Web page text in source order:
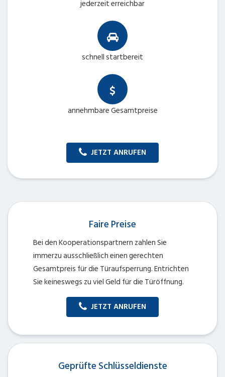
jederzeit erreichbar
schnell startbereit
annehmbare Gesamtpreise
JETZT ANRUFEN
Faire Preise
Bei den Kooperationspartnern zahlen Sie
immerzu ausschließlich einen gerechten
Gesamtpreis für die Türaufsperrung. Entrichten
Sie keineswegs zu viel Geld für die Türöffnung.
JETZT ANRUFEN
Geprüfte Schlüsseldienste